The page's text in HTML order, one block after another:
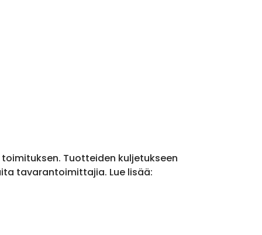
Tuotteiden kuljetukseen
tavarantoimittajia. Lue lisää: